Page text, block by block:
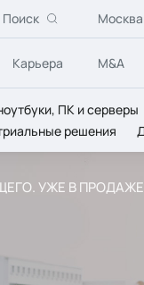
Поиск Москва
Карьера M&A
ПК и серверы
решения
УЖЕ В